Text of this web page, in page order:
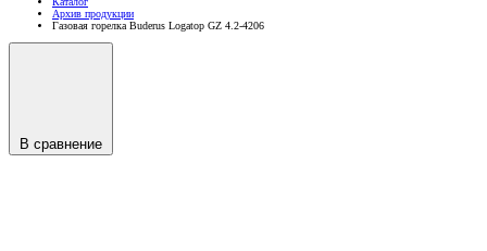
Архив продукции
Газовая горелка Buderus Logatop GZ 4.2-4206
В сравнение